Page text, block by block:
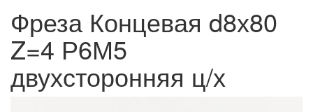
Фреза Концевая d8х80
Z=4 Р6М5
двухсторонняя ц/х